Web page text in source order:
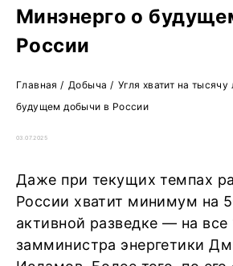
Минэнерго о
России
Главная / Добыча / Угля хватит на
будущем добычи в России
03.07.2025
Даже при текущих темпах
России хватит минимум на
активной разведке — на все
замминистра энергетики